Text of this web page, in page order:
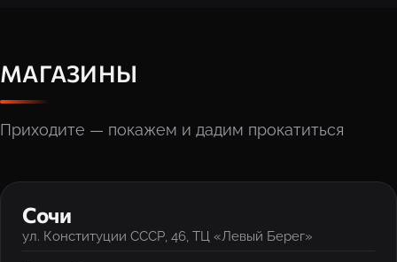
МАГАЗИНЫ
Приходите — покажем и дадим прокатиться
‹ ›
Сочи
ул. Конституции СССР, 46, ТЦ «Левый Берег»